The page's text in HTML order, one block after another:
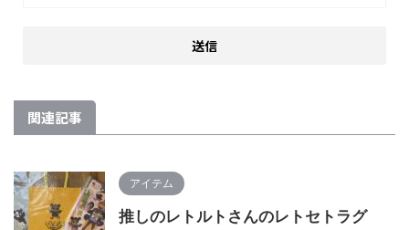
関連記事
アイテム
推しのレトルトさんのレトセトラグ